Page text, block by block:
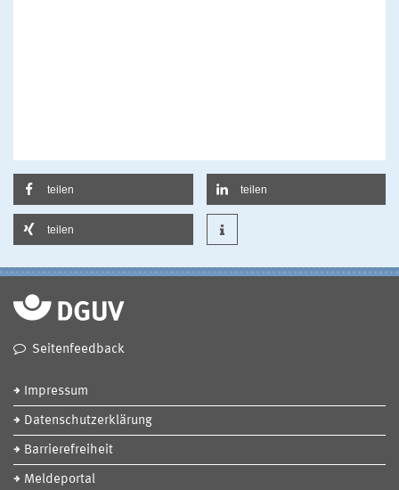
teilen teilen
teilen
Seitenfeedback
Impressum
Datenschutzerklärung
Barrierefreiheit
Meldeportal